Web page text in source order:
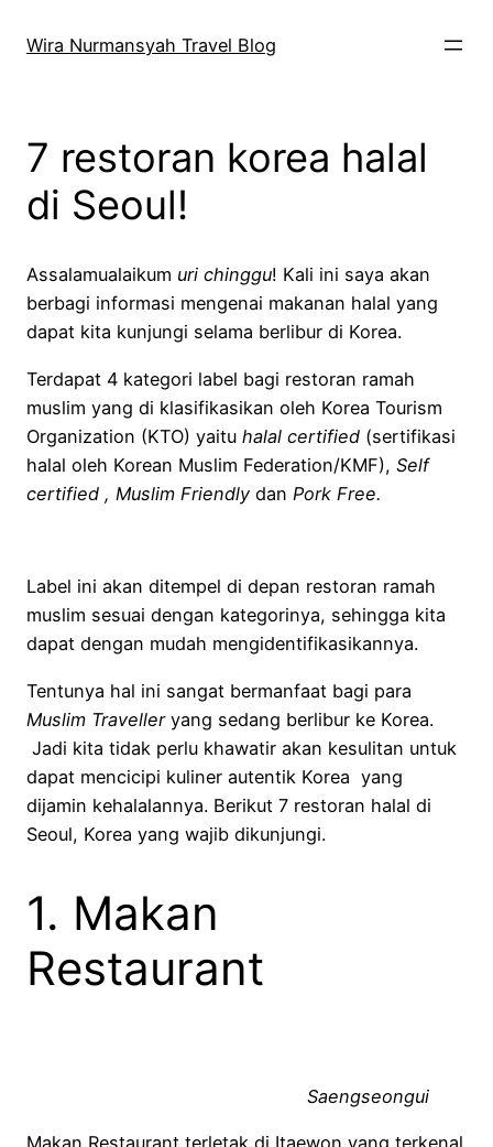
Wira Nurmansyah Travel Blog
7 restoran korea halal
di Seoul!
Assalamualaikum uri chinggu! Kali ini saya akan
berbagi informasi mengenai makanan halal yang
dapat kita kunjungi selama berlibur di Korea.
Terdapat 4 kategori label bagi restoran ramah
muslim yang di klasifikasikan oleh Korea Tourism
Organization (KTO) yaitu halal certified (sertifikasi
halal oleh Korean Muslim Federation/KMF), Self
certified , Muslim Friendly dan Pork Free.
Label ini akan ditempel di depan restoran ramah
muslim sesuai dengan kategorinya, sehingga kita
dapat dengan mudah mengidentifikasikannya.
Tentunya hal ini sangat bermanfaat bagi para
Muslim Traveller yang sedang berlibur ke Korea.
Jadi kita tidak perlu khawatir akan kesulitan untuk
dapat mencicipi kuliner autentik Korea yang
dijamin kehalalannya. Berikut 7 restoran halal di
Seoul, Korea yang wajib dikunjungi.
1. Makan
Restaurant
Saengseongui
Makan Restaurant terletak di Itaewon yang terkenal